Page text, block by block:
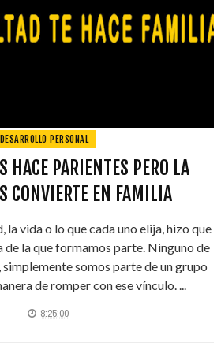
DESARROLLO PERSONAL
HACE PARIENTES PERO LA
CONVIERTE EN FAMILIA
la vida o lo que cada uno elija, hizo que
de la que formamos parte. Ninguno de
somos parte de un grupo
de romper con ese vínculo. ...
8:25:00